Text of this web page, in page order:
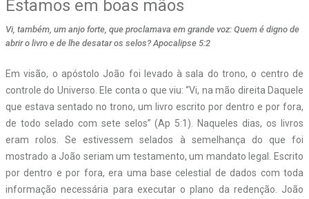
Estamos em boas mãos
Vi, também, um anjo forte, que proclamava em grande voz: Quem é digno de
abrir o livro e de lhe desatar os selos? Apocalipse 5:2
Em visão, o apóstolo João foi levado à sala do trono, o centro de
controle do Universo. Ele conta o que viu: “Vi, na mão direita Daquele
que estava sentado no trono, um livro escrito por dentro e por fora,
de todo selado com sete selos” (Ap 5:1). Naqueles dias, os livros
eram rolos. Se estivessem selados à semelhança do que foi
mostrado a João seriam um testamento, um mandato legal. Escrito
por dentro e por fora, era uma base celestial de dados com toda
informação necessária para executar o plano da redenção. João